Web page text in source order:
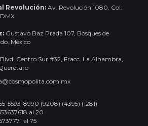
Revolución: Av. Revolución 1080, Col.
Gustavo Baz Prada 107, Bosques de
México
Blvd. Centro Sur #32, Fracc. La Alhambra,
5593-8990 (9208) (4395) (1281)
al 20
al 75